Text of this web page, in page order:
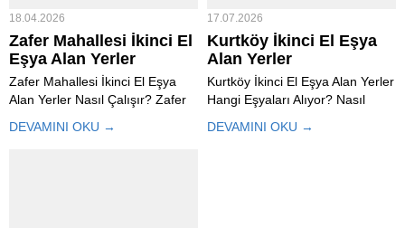
18.04.2026
Zafer Mahallesi İkinci El
Eşya Alan Yerler
Zafer Mahallesi İkinci El Eşya
Alan Yerler Nasıl Çalışır? Zafer
Yerler eşya alım satımı yapan
DEVAMINI OKU →
17.07.2026
Kurtköy İkinci El Eşya
Alan Yerler
Kurtköy İkinci El Eşya Alan Yerler
Hangi Eşyaları Alıyor? Nasıl
Eşya Alan Yerler arasında uzun
DEVAMINI OKU →